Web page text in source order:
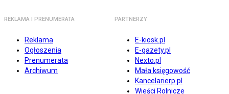
REKLAMA I PRENUMERATA
Reklama
Ogłoszenia
Prenumerata
Archiwum
PARTNERZY
E-kiosk.pl
E-gazety.pl
Nexto.pl
Mała księgowość
Kancelarierp.pl
Wieści Rolnicze